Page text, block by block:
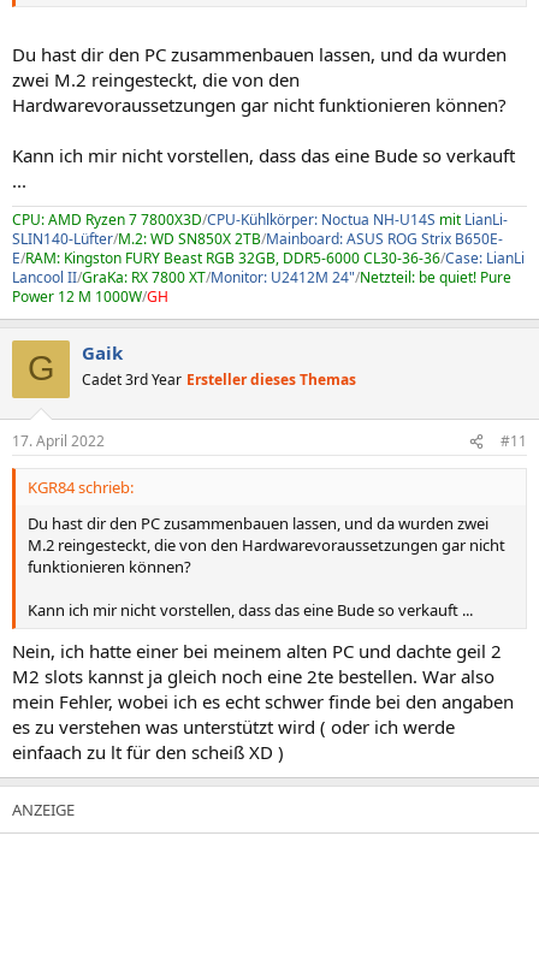
Du hast dir den PC zusammenbauen lassen, und da wurden
zwei M.2 reingesteckt, die von den
Hardwarevoraussetzungen gar nicht funktionieren können?
Kann ich mir nicht vorstellen, dass das eine Bude so verkauft
...
CPU: AMD Ryzen 7 7800X3D/CPU-Kühlkörper: Noctua NH-U14S mit LianLi-
SLIN140-Lüfter/M.2: WD SN850X 2TB/Mainboard: ASUS ROG Strix B650E-
E/RAM: Kingston FURY Beast RGB 32GB, DDR5-6000 CL30-36-36/Case: LianLi
Lancool II/GraKa: RX 7800 XT/Monitor: U2412M 24"/Netzteil: be quiet! Pure
Power 12 M 1000W/GH
G Gaik
Cadet 3rd Year Ersteller dieses Themas
17. April 2022 #11
KGR84 schrieb:
Du hast dir den PC zusammenbauen lassen, und da wurden zwei
M.2 reingesteckt, die von den Hardwarevoraussetzungen gar nicht
funktionieren können?
Kann ich mir nicht vorstellen, dass das eine Bude so verkauft ...
Nein, ich hatte einer bei meinem alten PC und dachte geil 2
M2 slots kannst ja gleich noch eine 2te bestellen. War also
mein Fehler, wobei ich es echt schwer finde bei den angaben
es zu verstehen was unterstützt wird ( oder ich werde
einfaach zu lt für den scheiß XD )